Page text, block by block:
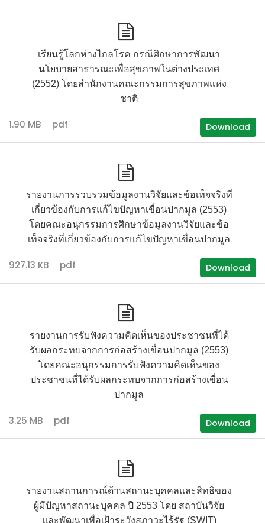
เรียนรู้โลกห่างไกลโรค กรณีศึกษาการพัฒนา
นโยบายสาธารณะเพื่อสุขภาพในต่างประเทศ
(2552) โดยสำนักงานคณะกรรมการสุขภาพแห่ง
ชาติ
1.90 MB pdf Download
รายงานการรวบรวมข้อมูลงานวิจัยและข้อเท็จจริงที่
เกี่ยวข้องกับการแก้ไขปัญหาเขื่อนปากมูล (2553)
โดยคณะอนุกรรมการศึกษาข้อมูลงานวิจัยและข้อ
เท็จจริงที่เกี่ยวข้องกับการแก้ไขปัญหาเขื่อนปากมูล
927.13 KB pdf Download
รายงานการรับฟังความคิดเห็นของประชาชนที่ได้
รับผลกระทบจากการก่อสร้างเขื่อนปากมูล (2553)
โดยคณะอนุกรรมการรับฟังความคิดเห็นของ
ประชาชนที่ได้รับผลกระทบจากการก่อสร้างเขื่อน
ปากมูล
3.25 MB pdf Download
รายงานสถานการณ์ด้านสถานะบุคคลและสิทธิของ
ผู้มีปัญหาสถานะบุคคล ปี 2553 โดย สถาบันวิจัย
และพัฒนาเพื่อเฝ้าระวังสภาวะไร้รัฐ (SWIT)